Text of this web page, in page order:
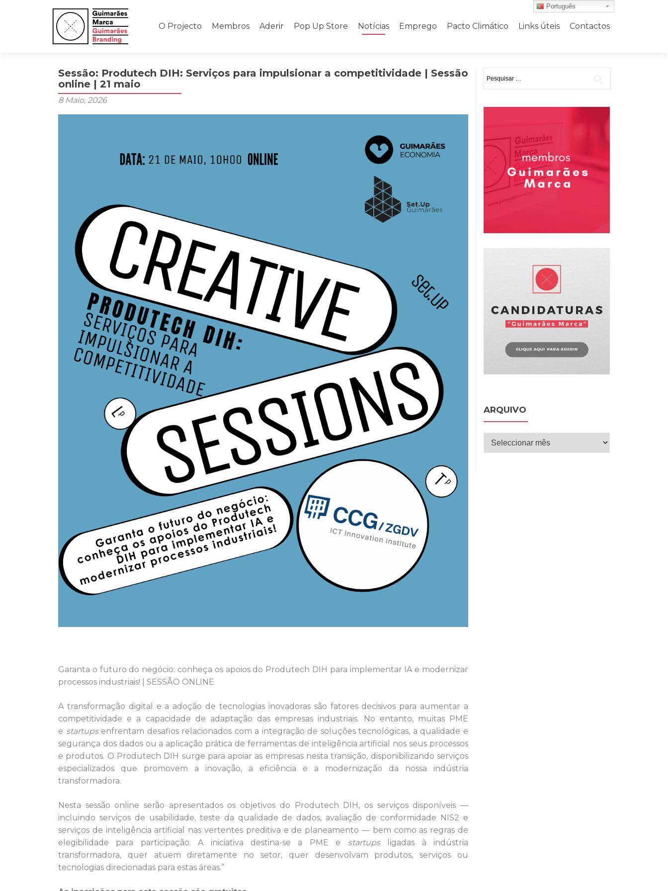
o
O Projecto Membros Aderir Pop Up Store Notícias Emprego Pacto Climático Links úteis Contactos
Sessão: Produtech DIH: Serviços para impulsionar a competitividade | Sessão
online | 21 maio
8 Maio, 2026
Garanta o futuro do negócio: conheça os apoios do Produtech DIH para implementar IA e modernizar
processos industriais! | SESSÃO ONLINE
A transformação digital e a adoção de tecnologias inovadoras são fatores decisivos para aumentar a
competitividade e a capacidade de adaptação das empresas industriais. No entanto, muitas PME
e startupsenfrentam desafios relacionados com a integração de soluções tecnológicas, a qualidade e
segurança dos dados ou a aplicação prática de ferramentas de inteligência artificial nos seus processos
e produtos. O Produtech DIH surge para apoiar as empresas nesta transição, disponibilizando serviços
especializados que promovem a inovação, a eficiência e a modernização da nossa indústria
transformadora.
Nesta sessão online serão apresentados os objetivos do Produtech DIH, os serviços disponíveis —
incluindo serviços de usabilidade, teste da qualidade de dados, avaliação de conformidade NIS2 e
serviços de inteligência artificial nas vertentes preditiva e de planeamento — bem como as regras de
elegibilidade para participação. A iniciativa destina-se a PME e startupsligadas à indústria
transformadora, quer atuem diretamente no setor, quer desenvolvam produtos, serviços ou
tecnologias direcionadas para estas áreas.”
por:
ARQUIVO
Arquivo
Português